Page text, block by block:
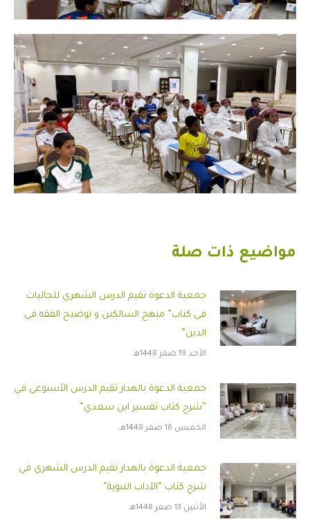
مواضيع ذات صلة
جمعية الدعوة تقيم الدرس الشهري للجاليات
في كتاب” منهج السالكين و توضيح الفقه في
الدين”
الأحد 19 صفر 1448هـ
جمعية الدعوة بالهدار تقيم الدرس الأسبوعي في
”شرح كتاب تفسير ابن سعدي”
الخميس 16 صفر 1448هـ
جمعية الدعوة بالهدار تقيم الدرس الشهري في
شرح كتاب ”الآداب النبوية”
الأثنين 13 صفر 1448هـ